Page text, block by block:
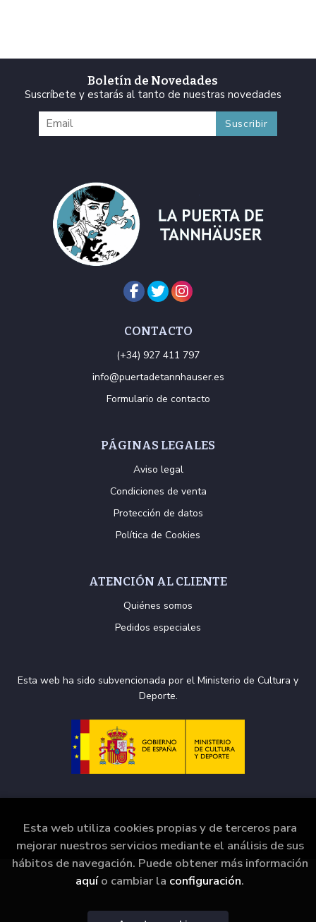
Boletín de Novedades
Suscríbete y estarás al tanto de nuestras novedades
CONTACTO
(+34) 927 411 797
info@puertadetannhauser.es
Formulario de contacto
PÁGINAS LEGALES
Aviso legal
Condiciones de venta
Protección de datos
Política de Cookies
ATENCIÓN AL CLIENTE
Quiénes somos
Pedidos especiales
Esta web ha sido subvencionada por el Ministerio de Cultura y
Deporte.
2026 ©La Puerta de Tannhäuser. Todos los Derechos
Reservados |Grupo Trevenque
Esta web utiliza cookies propias y de terceros para
mejorar nuestros servicios mediante el análisis de sus
hábitos de navegación. Puede obtener más información
aquío cambiar la configuración.